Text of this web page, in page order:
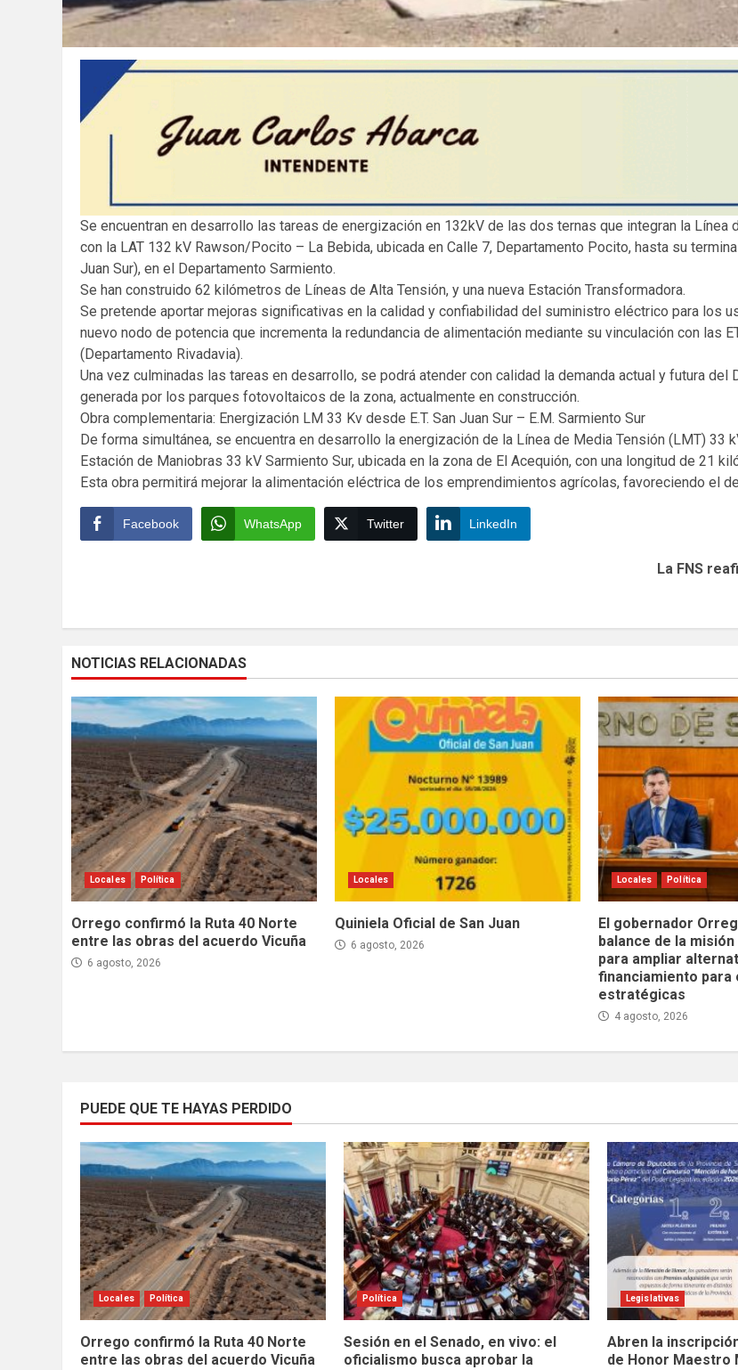
Se encuentran en desarrollo las tareas de energización en 132kV de las dos ternas que integran la Línea
con la LAT 132 kV Rawson/Pocito – La Bebida, ubicada en Calle 7, Departamento Pocito, hasta su
Juan Sur), en el Departamento Sarmiento.
Se han construido 62 kilómetros de Líneas de Alta Tensión, y una nueva Estación Transformadora.
Se pretende aportar mejoras significativas en la calidad y confiabilidad del suministro eléctrico para los
nuevo nodo de potencia que incrementa la redundancia de alimentación mediante su vinculación con las
(Departamento Rivadavia).
Una vez culminadas las tareas en desarrollo, se podrá atender con calidad la demanda actual y futura del
generada por los parques fotovoltaicos de la zona, actualmente en construcción.
Obra complementaria: Energización LM 33 Kv desde E.T. San Juan Sur – E.M. Sarmiento Sur
De forma simultánea, se encuentra en desarrollo la energización de la Línea de Media Tensión (LMT) 33
Estación de Maniobras 33 kV Sarmiento Sur, ubicada en la zona de El Acequión, con una longitud de 21
Esta obra permitirá mejorar la alimentación eléctrica de los emprendimientos agrícolas, favoreciendo el
Facebook WhatsApp Twitter LinkedIn
La FNS
NOTICIAS RELACIONADAS
Locales Política
Orrego confirmó la Ruta 40 Norte
entre las obras del acuerdo Vicuña
6 agosto, 2026
Locales
Quiniela Oficial de San Juan
6 agosto, 2026
Locales Política
El gobernador
balance de la
para ampliar
financiamiento para
estratégicas
4 agosto, 2026
PUEDE QUE TE HAYAS PERDIDO
Locales Política
Orrego confirmó la Ruta 40 Norte
entre las obras del acuerdo Vicuña
Política
Sesión en el Senado, en vivo: el
oficialismo busca aprobar la
Legislativas
Abren la
de Honor Maestro